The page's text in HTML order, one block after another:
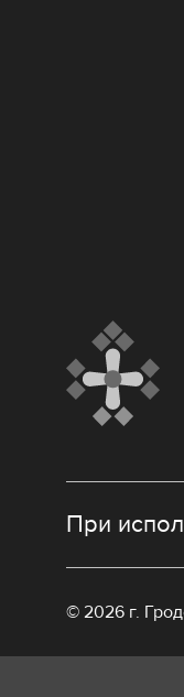
При
© 2026 г.